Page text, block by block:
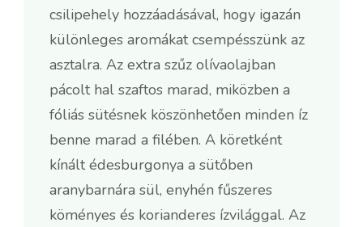
csilipehely hozzáadásával, hogy igazán
különleges aromákat csempésszünk az
asztalra. Az extra szűz olívaolajban
pácolt hal szaftos marad, miközben a
fóliás sütésnek köszönhetően minden íz
benne marad a filében. A köretként
kínált édesburgonya a sütőben
aranybarnára sül, enyhén fűszeres
köményes és korianderes ízvilággal. Az